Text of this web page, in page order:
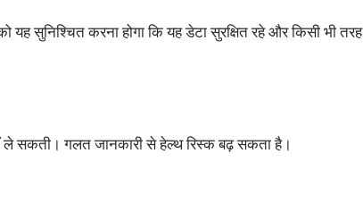
सुनिश्चित करना होगा कि यह डेटा सुरक्षित रहे और किसी भी तरह
ले सकती। गलत जानकारी से हेल्थ रिस्क बढ़ सकता है।